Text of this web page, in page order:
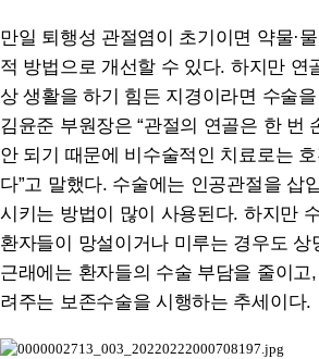
만일 퇴행성 관절염이 초기이면 약물·
적 방법으로 개선할 수 있다. 하지만 연
상 생활을 하기 힘든 지경이라면 수술
김윤준 부원장은 “관절의 연골은 한 번
안 되기 때문에 비수술적인 치료로는
다”고 말했다. 수술에는 인공관절을 삽
시키는 방법이 많이 사용된다. 하지만
환자들이 망설이거나 미루는 경우도 상
근래에는 환자들의 수술 부담을 줄이고
려주는 보존수술을 시행하는 추세이다.